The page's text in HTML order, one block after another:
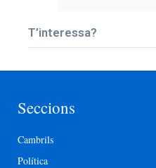
T’interessa?
Seccions
Cambrils
Política